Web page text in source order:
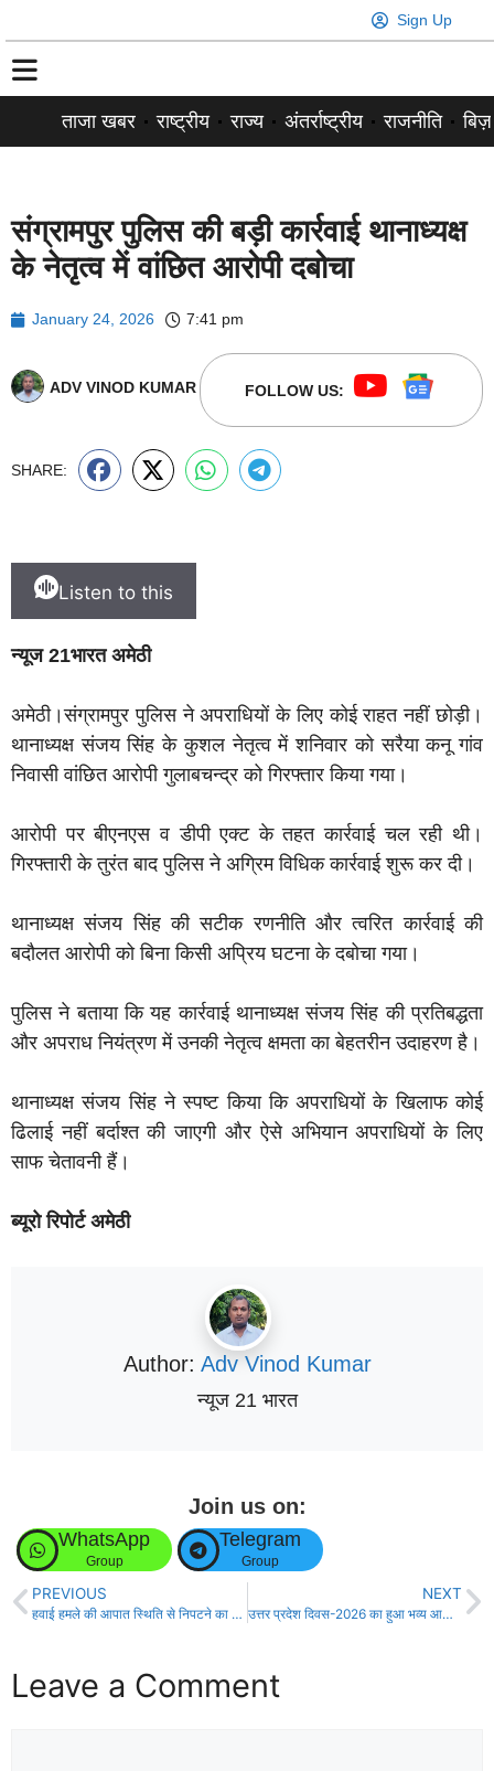
Sign Up
ताजा खबर राष्ट्रीय राज्य अंतर्राष्ट्रीय राजनीति
संग्रामपुर पुलिस की बड़ी कार्रवाई थानाध्यक्ष
के नेतृत्व में वांछित आरोपी दबोचा
January 24, 2026 7:41 pm
ADV VINOD KUMAR FOLLOW US:
SHARE:
Listen to this
न्यूज 21भारत अमेठी
अमेठी।संग्रामपुर पुलिस ने अपराधियों के लिए कोई राहत नहीं छोड़ी।
थानाध्यक्ष संजय सिंह के कुशल नेतृत्व में शनिवार को सरैया कनू गांव
निवासी वांछित आरोपी गुलाबचन्द्र को गिरफ्तार किया गया।
आरोपी पर बीएनएस व डीपी एक्ट के तहत कार्रवाई चल रही थी।
गिरफ्तारी के तुरंत बाद पुलिस ने अग्रिम विधिक कार्रवाई शुरू कर दी।
थानाध्यक्ष संजय सिंह की सटीक रणनीति और त्वरित कार्रवाई की
बदौलत आरोपी को बिना किसी अप्रिय घटना के दबोचा गया।
पुलिस ने बताया कि यह कार्रवाई थानाध्यक्ष संजय सिंह की प्रतिबद्धता
और अपराध नियंत्रण में उनकी नेतृत्व क्षमता का बेहतरीन उदाहरण है।
थानाध्यक्ष संजय सिंह ने स्पष्ट किया कि अपराधियों के खिलाफ कोई
ढिलाई नहीं बर्दाश्त की जाएगी और ऐसे अभियान अपराधियों के लिए
साफ चेतावनी हैं।
ब्यूरो रिपोर्ट अमेठी
Author: Adv Vinod Kumar
न्यूज 21 भारत
Join us on:
WhatsApp
Group
Telegram
Group
PREVIOUS
हवाई हमले की आपात स्थिति से निपटने का किया गया जीवंत अभ्यास, डीएम ने तैयारियों पर जताया संतोष
NEXT
उत्तर प्रदेश दिवस-2026 का हुआ भव्य आयोजन “विकसित उत्तर प्रदेश-विकसित भारत” थीम पर आधारित रहा उत्तर प्रदेश दिवस
Leave a Comment